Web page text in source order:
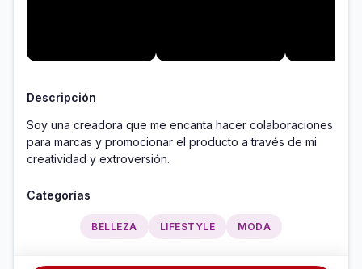
Descripción
Soy una creadora que me encanta hacer colaboraciones
para marcas y promocionar el producto a través de mi
creatividad y extroversión.
Categorías
BELLEZA LIFESTYLE MODA